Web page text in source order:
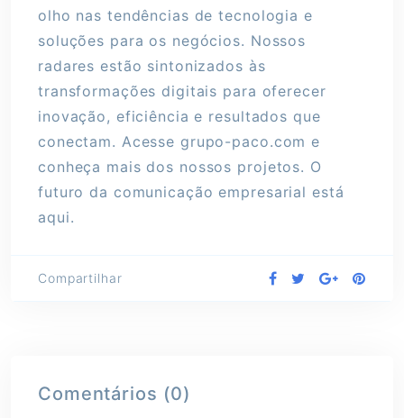
olho nas tendências de tecnologia e
soluções para os negócios. Nossos
radares estão sintonizados às
transformações digitais para oferecer
inovação, eficiência e resultados que
conectam. Acesse grupo-paco.com e
conheça mais dos nossos projetos. O
futuro da comunicação empresarial está
aqui.
Compartilhar
Comentários (0)